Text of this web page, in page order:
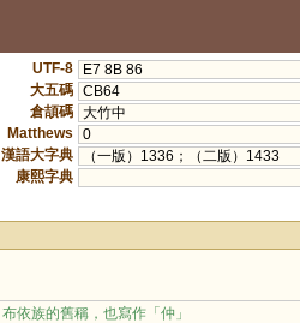
UTF-8
E7 8B 86
大五碼 CB64
倉頡碼 大竹中
Matthews
0
漢語大字典
（一版）1336；（二版）1433
康熙字典
布依族的舊稱，也寫作「仲」